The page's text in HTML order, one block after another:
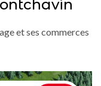
et ses commerces